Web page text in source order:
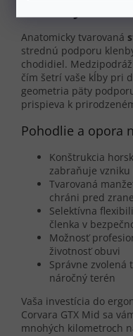
Anatomicky tvarovaná
strednú podporu
chodidiel.
čím šetrí vaše kĺby pri
geometria päty
prispieva k
Pohodlie a opora
Konštrukcia
zabraňuje
Tvarovaná
chráni pred
Selektívna
členka v
Možnosť
životnosť obuvi
Správne
náročný terén
Vaša investícia do
Corvara GTX Mid sa
mnohých kilometroch